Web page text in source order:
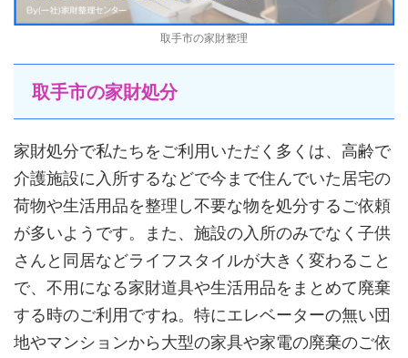
取手市の家財整理
取手市の家財処分
家財処分で私たちをご利用いただく多くは、高齢で
介護施設に入所するなどで今まで住んでいた居宅の
荷物や生活用品を整理し不要な物を処分するご依頼
が多いようです。また、施設の入所のみでなく子供
さんと同居などライフスタイルが大きく変わること
で、不用になる家財道具や生活用品をまとめて廃棄
する時のご利用ですね。特にエレベーターの無い団
地やマンションから大型の家具や家電の廃棄のご依